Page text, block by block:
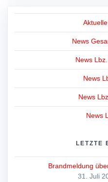
News
News
News
News
News
LETZTE
Brandmeldung
31. Juli